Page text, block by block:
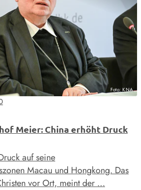
Foto: KNA
Meier: China erhöht Druck
auf seine
Macau und Hongkong. Das
vor Ort, meint der …